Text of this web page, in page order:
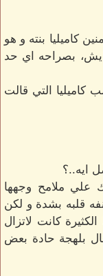
كاميليا بنته و هو
بصراحه اي حد
التي قالت
ايه..؟
علي ملامح وجهها
قلبه بشدة و لكن
كانت لاتزال
بلهجة حادة بعض